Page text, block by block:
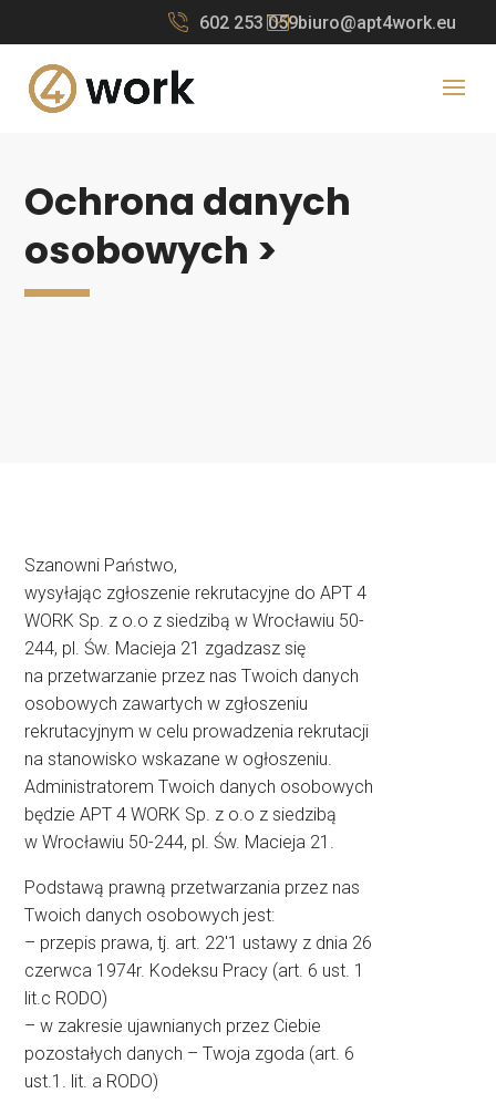
602 253 059biuro@apt4work.eu
Ochrona danych
osobowych >
Szanowni Państwo,
wysyłając zgłoszenie rekrutacyjne do APT 4
WORK Sp. z o.o z siedzibą w Wrocławiu 50-
244, pl. Św. Macieja 21 zgadzasz się
na przetwarzanie przez nas Twoich danych
osobowych zawartych w zgłoszeniu
rekrutacyjnym w celu prowadzenia rekrutacji
na stanowisko wskazane w ogłoszeniu.
Administratorem Twoich danych osobowych
będzie APT 4 WORK Sp. z o.o z siedzibą
w Wrocławiu 50-244, pl. Św. Macieja 21.
Podstawą prawną przetwarzania przez nas
Twoich danych osobowych jest:
– przepis prawa, tj. art. 22′1 ustawy z dnia 26
czerwca 1974r. Kodeksu Pracy (art. 6 ust. 1
lit.c RODO)
– w zakresie ujawnianych przez Ciebie
pozostałych danych – Twoja zgoda (art. 6
ust.1. lit. a RODO)